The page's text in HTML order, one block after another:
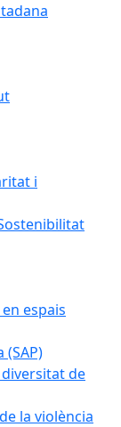
i
espais
(SAP)
de
la violència